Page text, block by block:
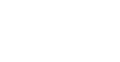
ファイルユーザーインターフェ